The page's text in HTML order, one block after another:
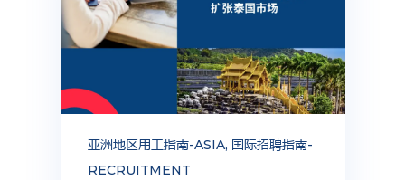
亚洲地区用工指南-ASIA, 国际招聘指南-
RECRUITMENT